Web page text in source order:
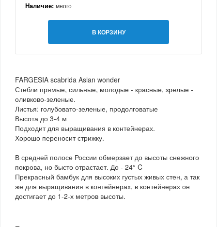
Наличие: много
В КОРЗИНУ
FARGESIA scabrida Asian wonder
Стебли прямые, сильные, молодые - красные, зрелые -
оливково-зеленые.
Листья: голубовато-зеленые, продолговатые
Высота до 3-4 м
Подходит для выращивания в контейнерах.
Хорошо переносит стрижку.
В средней полосе России обмерзает до высоты снежного
покрова, но бысто отрастает. До - 24° C
Прекрасный бамбук для высоких густых живых стен, а так
же для выращивания в контейнерах, в контейнерах он
достигает до 1-2-х метров высоты.